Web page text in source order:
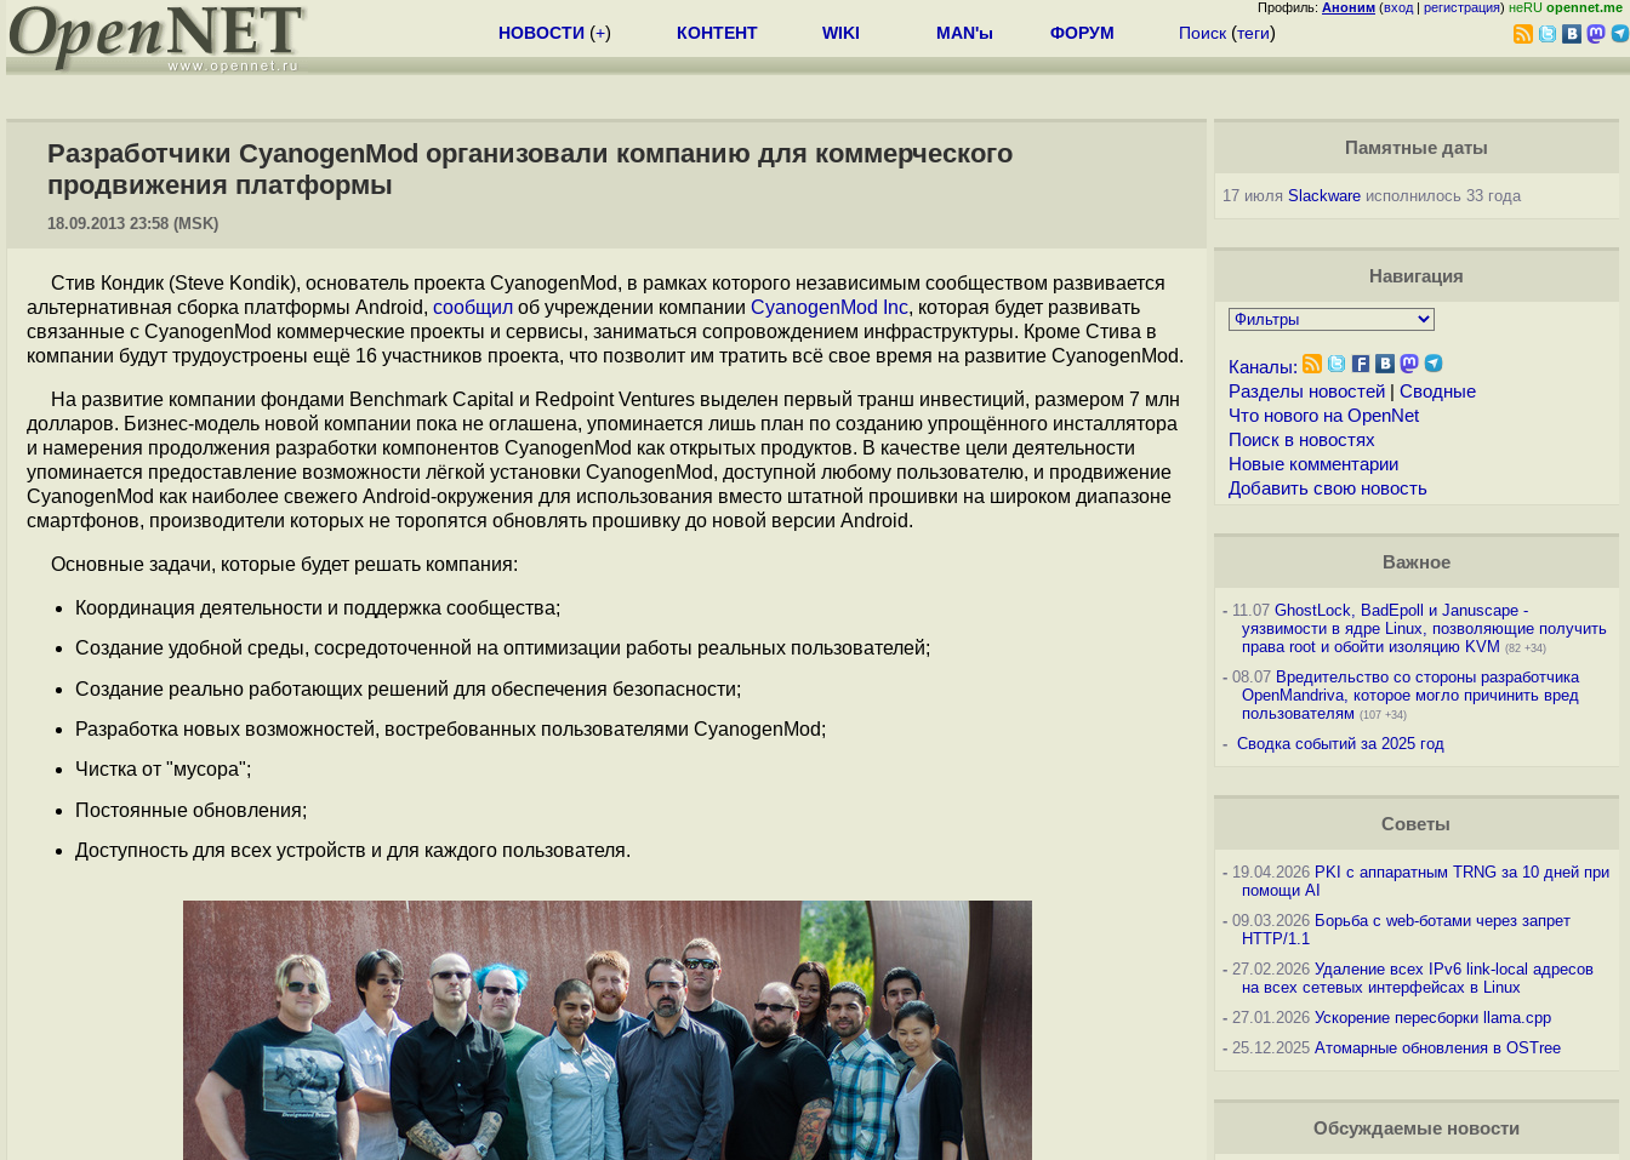
Профиль: Аноним (вход | регистрация) неRU opennet.me
НОВОСТИ (+) КОНТЕНТ WIKI MAN'ы ФОРУМ Поиск (теги)
Разработчики CyanogenMod организовали компанию для коммерческого
продвижения платформы
18.09.2013 23:58 (MSK)
Стив Кондик (Steve Kondik), основатель проекта CyanogenMod, в рамках которого независимым сообществом развивается
альтернативная сборка платформы Android, сообщил об учреждении компании CyanogenMod Inc, которая будет развивать
связанные с CyanogenMod коммерческие проекты и сервисы, заниматься сопровождением инфраструктуры. Кроме Стива в
компании будут трудоустроены ещё 16 участников проекта, что позволит им тратить всё свое время на развитие CyanogenMod.
На развитие компании фондами Benchmark Capital и Redpoint Ventures выделен первый транш инвестиций, размером 7 млн
долларов. Бизнес-модель новой компании пока не оглашена, упоминается лишь план по созданию упрощённого инсталлятора
и намерения продолжения разработки компонентов CyanogenMod как открытых продуктов. В качестве цели деятельности
упоминается предоставление возможности лёгкой установки CyanogenMod, доступной любому пользователю, и продвижение
CyanogenMod как наиболее свежего Android-окружения для использования вместо штатной прошивки на широком диапазоне
смартфонов, производители которых не торопятся обновлять прошивку до новой версии Android.
Основные задачи, которые будет решать компания:
Координация деятельности и поддержка сообщества;
Создание удобной среды, сосредоточенной на оптимизации работы реальных пользователей;
Создание реально работающих решений для обеспечения безопасности;
Разработка новых возможностей, востребованных пользователями CyanogenMod;
Чистка от "мусора";
Постоянные обновления;
Доступность для всех устройств и для каждого пользователя.
Памятные даты
17 июля Slackwareисполнилось 33 года
Навигация
Каналы:
Разделы новостей| Сводные
Что нового на OpenNet
Поиск в новостях
Новые комментарии
Добавить свою новость
Важное
-11.07 GhostLock, BadEpoll и Januscape -
уязвимости в ядре Linux, позволяющие получить
права root и обойти изоляцию KVM (82 +34)
-08.07 Вредительство со стороны разработчика
OpenMandriva, которое могло причинить вред
пользователям (107 +34)
- Сводка событий за 2025 год
Советы
-19.04.2026 PKI с аппаратным TRNG за 10 дней при
помощи AI
-09.03.2026 Борьба с web-ботами через запрет
HTTP/1.1
-27.02.2026 Удаление всех IPv6 link-local адресов
на всех сетевых интерфейсах в Linux
-27.01.2026 Ускорение пересборки llama.cpp
-25.12.2025 Атомарные обновления в OSTree
Обсуждаемые новости